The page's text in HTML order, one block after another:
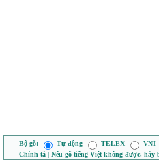
Bộ gõ: Tự động TELEX VNI
Chính tả | Nếu gõ tiếng Việt không được, hãy